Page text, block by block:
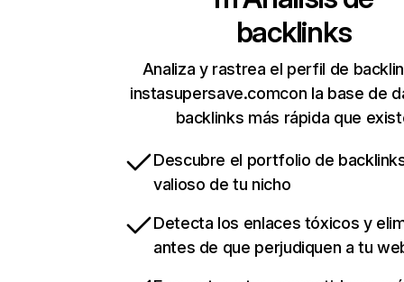
backlinks
Analiza y rastrea el perfil de
instasupersave.comcon la base de
backlinks más rápida que
Descubre el portfolio de
valioso de tu nicho
Detecta los enlaces tóxicos y
antes de que perjudiquen a tu